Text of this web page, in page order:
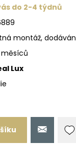
do 2-4 týdnů
montáž,
Lux